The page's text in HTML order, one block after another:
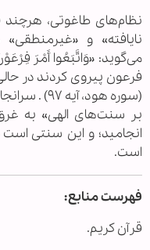
نظام‌های طاغوتی، هرچند
نایافته» و
می‌گوید: «وَاتَّبَعُوا أَمْرَ
فرعون پیروی کردند در
(سوره هود،
بر سنت‌های الهی» به
انجامید؛ و این سنتی
است.
فهرست منابع:
قرآن کریم.